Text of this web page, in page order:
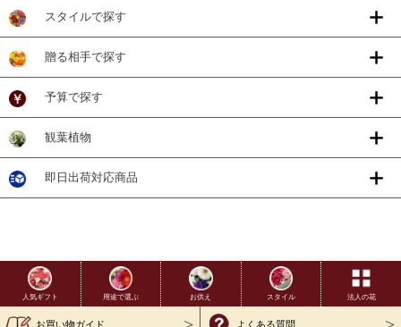
スタイルで探す
贈る相手で探す
予算で探す
観葉植物
即日出荷対応商品
人気ギフト 用途で選ぶ お供え スタイル 法人の花
お買い物ガイド よくある質問